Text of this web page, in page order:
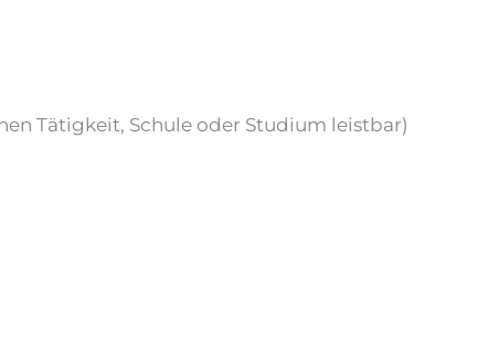
Tätigkeit, Schule oder Studium leistbar)